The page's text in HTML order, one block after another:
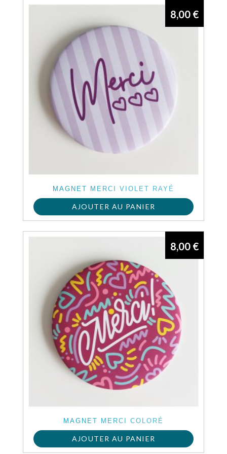
du
plusieurs
variations.
options
peuvent
page
du
MAGNET MERCI VIOLET RAYÉ
8,00 €
AJOUTER AU PANIER
MAGNET MERCI COLORÉ
8,00 €
AJOUTER AU PANIER